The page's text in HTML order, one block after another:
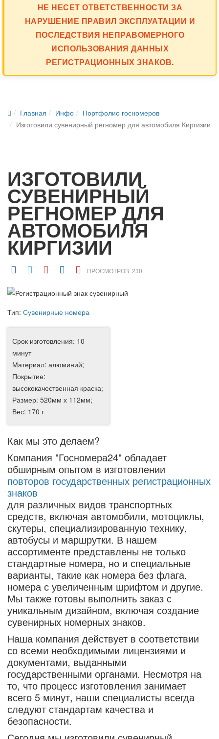
НЕ НЕСЕТ ОТВЕТСТВЕННОСТИ ЗА
НАРУШЕНИЕ ПРАВИЛ ЭКСПЛУАТАЦИИ И
ПОСЛЕДСТВИЯ НЕПРАВОМЕРНОГО
ИСПОЛЬЗОВАНИЯ ДАННЫХ
РЕГИСТРАЦИОННЫХ ЗНАКОВ.
Главная Инфо
Портфолио госномеров
Изготовили сувенирный регномер для автомобиля Киргизии
ИЗГОТОВИЛИ
СУВЕНИРНЫЙ
РЕГНОМЕР ДЛЯ
АВТОМОБИЛЯ
КИРГИЗИИ
ПРОСМОТРОВ: 230
Тип: Сувенирные номера
Срок изготовления: 10
минут
Материал: алюминий;
Покрытие:
высококачественная краска;
Размер: 520мм х 112мм;
Вес: 170 г
Как мы это делаем?
Компания "Госномера24" обладает
обширным опытом в изготовлении
повторов государственных регистрационных
знаков
для различных видов транспортных
средств, включая автомобили, мотоциклы,
скутеры, специализированную технику,
автобусы и маршрутки. В нашем
ассортименте представлены не только
стандартные номера, но и специальные
варианты, такие как номера без флага,
номера с увеличенным шрифтом и другие.
Мы также готовы выполнить заказ с
уникальным дизайном, включая создание
сувенирных номерных знаков.
Наша компания действует в соответствии
со всеми необходимыми лицензиями и
документами, выданными
государственными органами. Несмотря на
то, что процесс изготовления занимает
всего 5 минут, наши специалисты всегда
следуют стандартам качества и
безопасности.